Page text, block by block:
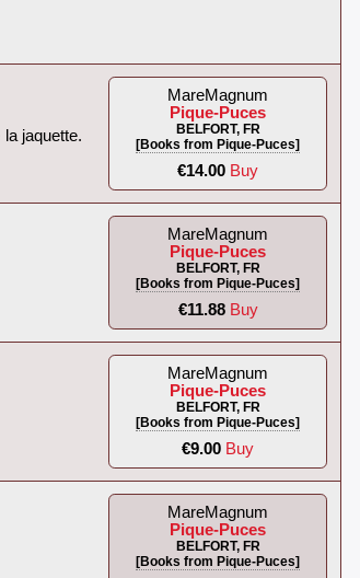
jaquette.
MareMagnum
Pique-Puces
BELFORT, FR
[Books from Pique-Puces]
€14.00 Buy
MareMagnum
Pique-Puces
BELFORT, FR
[Books from Pique-Puces]
€11.88 Buy
MareMagnum
Pique-Puces
BELFORT, FR
[Books from Pique-Puces]
€9.00 Buy
MareMagnum
Pique-Puces
BELFORT, FR
[Books from Pique-Puces]